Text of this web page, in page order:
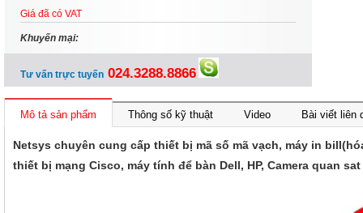
Giá đã có VAT
Khuyến mại:
Tư vấn trực tuyến 024.3288.8866
Mô tả sản phẩm Thông số kỹ thuật Video Bài viết liên
Netsys chuyên cung cấp thiết bị mã số mã vạch, máy in
thiết bị mạng Cisco, máy tính để bàn Dell, HP, Camera quan